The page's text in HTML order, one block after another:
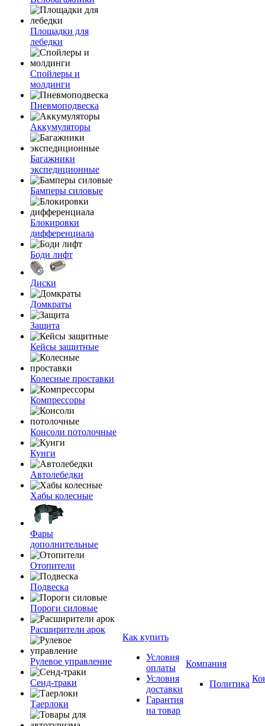
Площадки для
лебедки
Спойлеры и
молдинги
Пневмоподвеска
Аккумуляторы
Багажники
экспедиционные
Бамперы силовые
Блокировки
дифференциала
Боди лифт
Диски
Домкраты
Защита
Кейсы защитные
Колесные проставки
Компрессоры
Консоли потолочные
Кунги
Автолебедки
Хабы колесные
Фары
дополнительные
Отопители
Подвеска
Пороги силовые
Расширители арок
Рулевое управление
Сенд-траки
Таерлоки
Как купить
Условия
оплаты
Условия
доставки
Гарантия
на товар
Компания
Политика